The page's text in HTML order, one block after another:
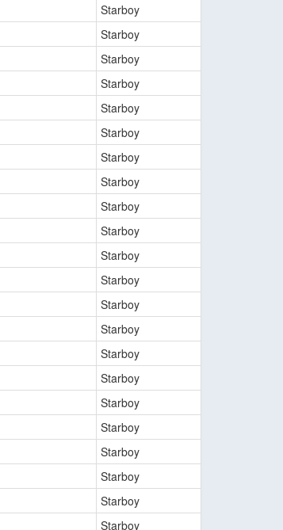
Starboy
Starboy
Starboy
Starboy
Starboy
Starboy
Starboy
Starboy
Starboy
Starboy
Starboy
Starboy
Starboy
Starboy
Starboy
Starboy
Starboy
Starboy
Starboy
Starboy
Starboy
Starboy